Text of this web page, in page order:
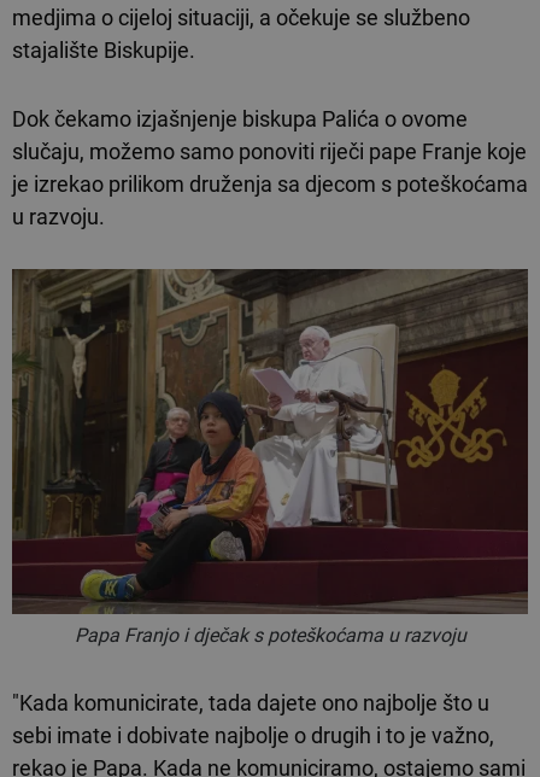
medjima o cijeloj situaciji, a očekuje se službeno
stajalište Biskupije.
Dok čekamo izjašnjenje biskupa Palića o ovome
slučaju, možemo samo ponoviti riječi pape Franje koje
je izrekao prilikom druženja sa djecom s poteškoćama
u razvoju.
Papa Franjo i dječak s poteškoćama u razvoju
"Kada komunicirate, tada dajete ono najbolje što u
sebi imate i dobivate najbolje o drugih i to je važno,
rekao je Papa. Kada ne komuniciramo, ostajemo sami